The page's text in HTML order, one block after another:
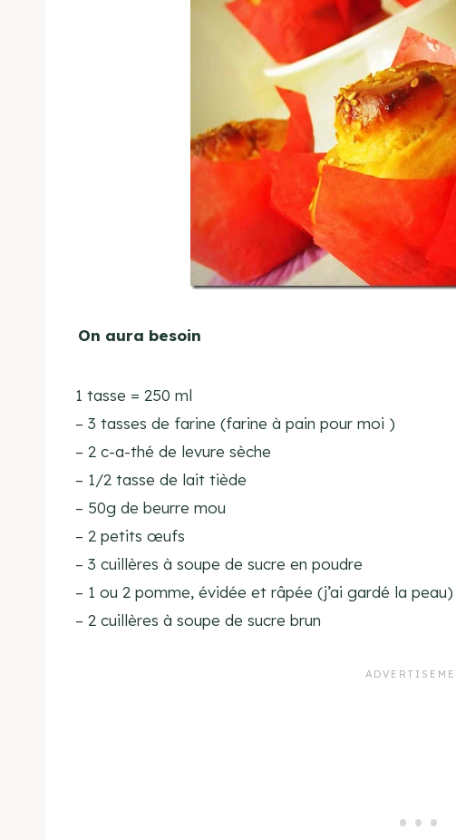
On aura besoin
1 tasse = 250 ml
– 3 tasses de farine (farine à pain pour moi )
– 2 c-a-thé de levure sèche
– 1/2 tasse de lait tiède
– 50g de beurre mou
– 2 petits œufs
– 3 cuillères à soupe de sucre en poudre
– 1 ou 2 pomme, évidée et râpée (j’ai gardé la peau)
– 2 cuillères à soupe de sucre brun